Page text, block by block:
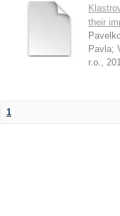
their
Pavla;
r.o.,
1